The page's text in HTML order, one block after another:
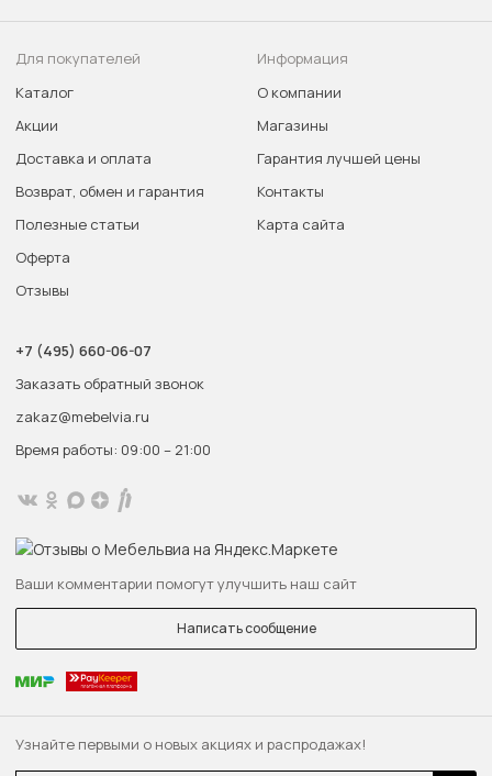
Узнайте первыми о новых акциях и распродажах!
Для покупателей
Каталог
Акции
Доставка и оплата
Возврат, обмен и гарантия
Полезные статьи
Оферта
Отзывы
Информация
О компании
Магазины
Гарантия лучшей цены
Контакты
Карта сайта
+7 (495) 660-06-07
Заказать обратный звонок
zakaz@mebelvia.ru
Время работы: 09:00 – 21:00
Ваши комментарии помогут улучшить наш сайт
Написать сообщение